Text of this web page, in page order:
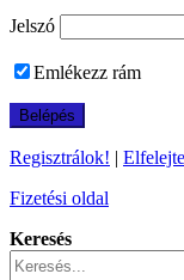
Jelszó
Emlékezz rám
Regisztrálok! |
Fizetési oldal
Keresés